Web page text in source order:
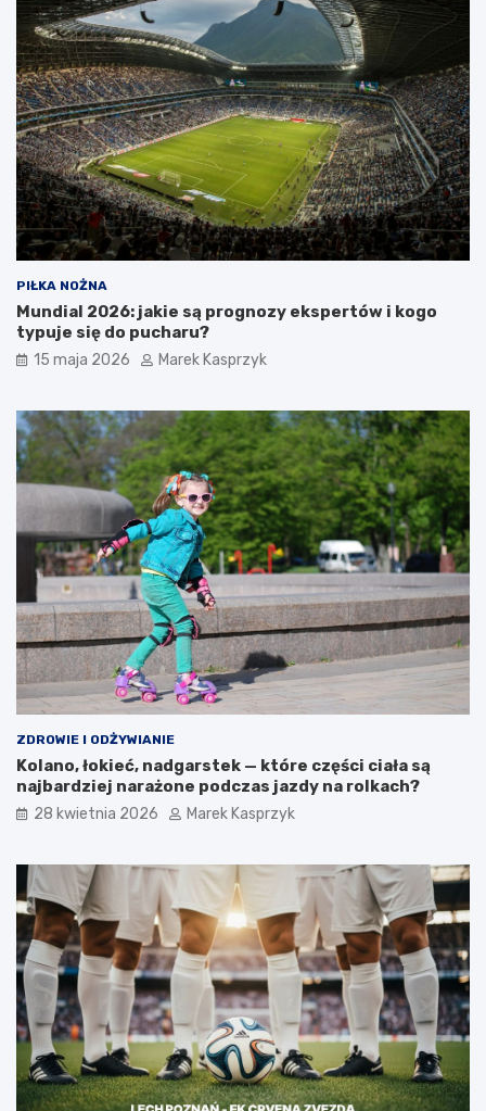
PIŁKA NOŻNA
Mundial 2026: jakie są prognozy ekspertów i kogo
typuje się do pucharu?
15 maja 2026 Marek Kasprzyk
ZDROWIE I ODŻYWIANIE
Kolano, łokieć, nadgarstek — które części ciała są
najbardziej narażone podczas jazdy na rolkach?
28 kwietnia 2026 Marek Kasprzyk